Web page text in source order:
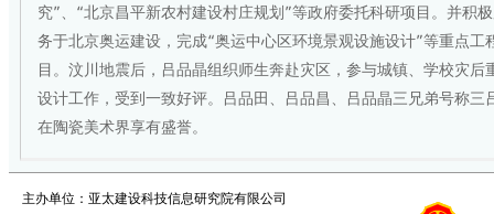
究”、“北京昌平新农村建设村庄规划”等政府委托科研项目。并积
务于北京奥运建设，完成“奥运中心区环境景观设施设计”等重点工
目。汶川地震后，吕品晶组织师生奔赴灾区，参与城镇、学校灾后
设计工作，受到一致好评。吕品田、吕品昌、吕品晶三兄弟号称三
在陶瓷美术界享有盛誉。
主办单位：亚太建设科技信息研究院有限公司